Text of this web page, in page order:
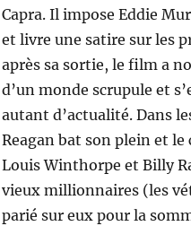
Capra. Il impose Eddie
et livre une satire sur les
après sa sortie, le film a
d’un monde scrupule et
autant d’actualité. Dans
Reagan bat son plein et
Louis Winthorpe et Billy
vieux millionnaires (les
parié sur eux pour la